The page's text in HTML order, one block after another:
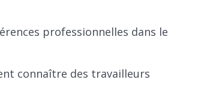
professionnelles dans le
connaître des travailleurs